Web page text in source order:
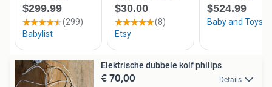
Elektrische dubbele kolf philips
€ 70,00 Details